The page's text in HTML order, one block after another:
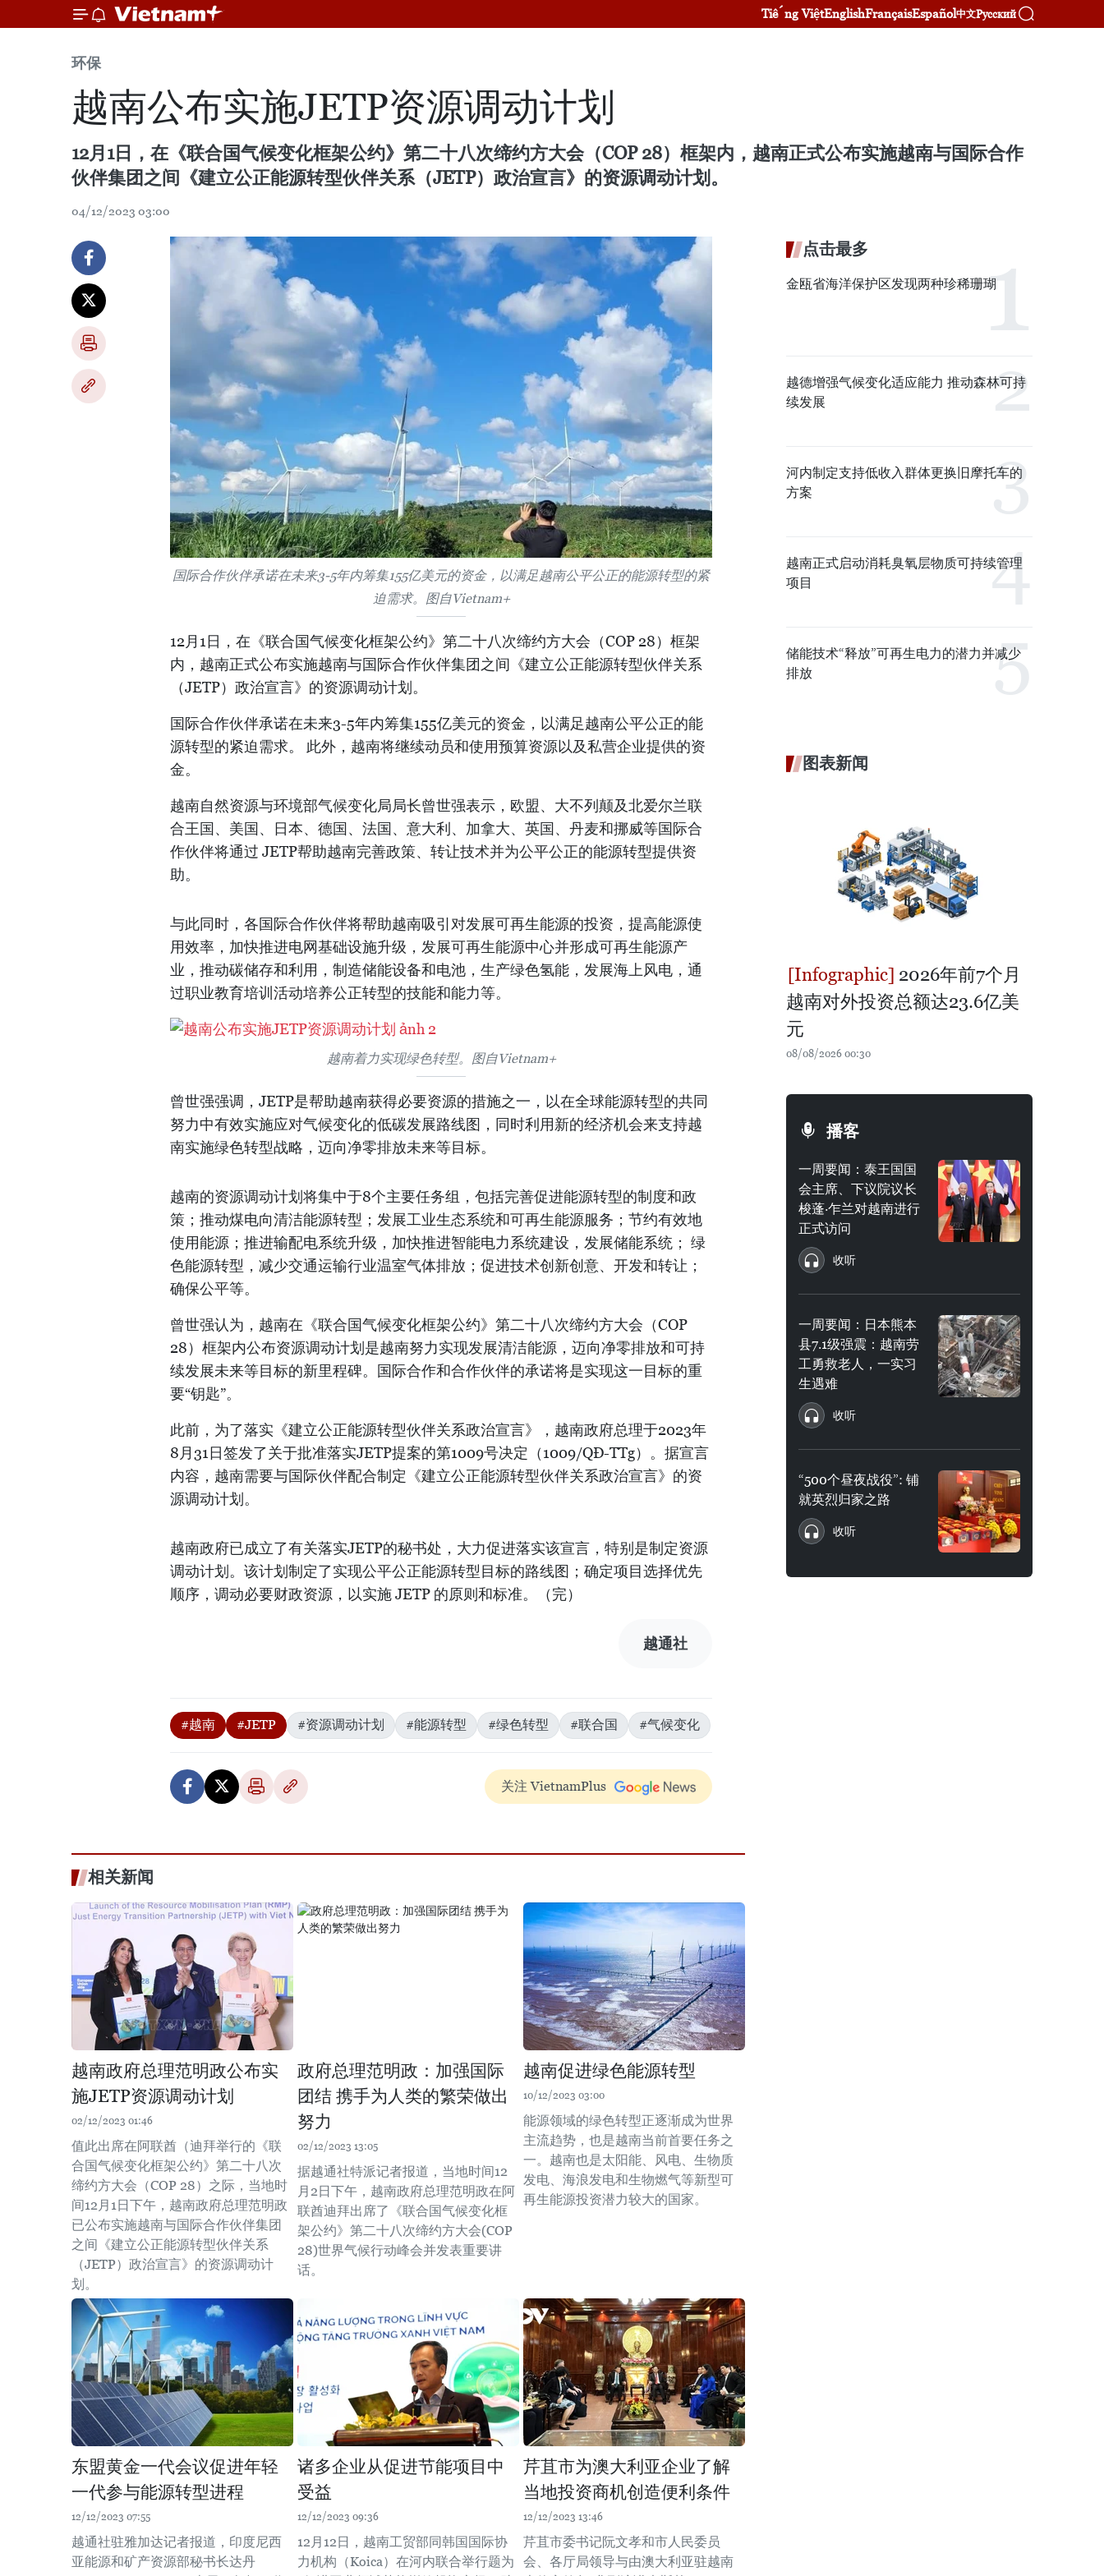
Tiếng ViệtEnglishFrançaisEspañol中文Русский
环保
越南公布实施JETP资源调动计划
12月1日，在《联合国气候变化框架公约》第二十八次缔约方大会（COP 28）框架内，越南正式公布实施越南与国际合作
伙伴集团之间《建立公正能源转型伙伴关系（JETP）政治宣言》的资源调动计划。
04/12/2023 03:00
国际合作伙伴承诺在未来3-5年内筹集155亿美元的资金，以满足越南公平公正的能源转型的紧
迫需求。图自Vietnam+
12月1日，在《联合国气候变化框架公约》第二十八次缔约方大会（COP 28）框架
内，越南正式公布实施越南与国际合作伙伴集团之间《建立公正能源转型伙伴关系
（JETP）政治宣言》的资源调动计划。
国际合作伙伴承诺在未来3-5年内筹集155亿美元的资金，以满足越南公平公正的能
源转型的紧迫需求。 此外，越南将继续动员和使用预算资源以及私营企业提供的资
金。
越南自然资源与环境部气候变化局局长曾世强表示，欧盟、大不列颠及北爱尔兰联
合王国、美国、日本、德国、法国、意大利、加拿大、英国、丹麦和挪威等国际合
作伙伴将通过 JETP帮助越南完善政策、转让技术并为公平公正的能源转型提供资
助。
与此同时，各国际合作伙伴将帮助越南吸引对发展可再生能源的投资，提高能源使
用效率，加快推进电网基础设施升级，发展可再生能源中心并形成可再生能源产
业，推动碳储存和利用，制造储能设备和电池，生产绿色氢能，发展海上风电，通
过职业教育培训活动培养公正转型的技能和能力等。
越南着力实现绿色转型。图自Vietnam+
曾世强强调，JETP是帮助越南获得必要资源的措施之一，以在全球能源转型的共同
努力中有效实施应对气候变化的低碳发展路线图，同时利用新的经济机会来支持越
南实施绿色转型战略，迈向净零排放未来等目标。
越南的资源调动计划将集中于8个主要任务组，包括完善促进能源转型的制度和政
策；推动煤电向清洁能源转型；发展工业生态系统和可再生能源服务；节约有效地
使用能源；推进输配电系统升级，加快推进智能电力系统建设，发展储能系统； 绿
色能源转型，减少交通运输行业温室气体排放；促进技术创新创意、开发和转让；
确保公平等。
曾世强认为，越南在《联合国气候变化框架公约》第二十八次缔约方大会（COP
28）框架内公布资源调动计划是越南努力实现发展清洁能源，迈向净零排放和可持
续发展未来等目标的新里程碑。国际合作和合作伙伴的承诺将是实现这一目标的重
要“钥匙”。
此前，为了落实《建立公正能源转型伙伴关系政治宣言》，越南政府总理于2023年
8月31日签发了关于批准落实JETP提案的第1009号决定（1009/QĐ-TTg）。据宣言
内容，越南需要与国际伙伴配合制定《建立公正能源转型伙伴关系政治宣言》的资
源调动计划。
越南政府已成立了有关落实JETP的秘书处，大力促进落实该宣言，特别是制定资源
调动计划。该计划制定了实现公平公正能源转型目标的路线图；确定项目选择优先
顺序，调动必要财政资源，以实施 JETP 的原则和标准。（完）
越通社
#越南 #JETP #资源调动计划 #能源转型 #绿色转型 #联合国 #气候变化
关注 VietnamPlus
相关新闻
越南政府总理范明政公布实
施JETP资源调动计划
02/12/2023 01:46
值此出席在阿联酋（迪拜举行的《联
合国气候变化框架公约》第二十八次
缔约方大会（COP 28）之际，当地时
间12月1日下午，越南政府总理范明政
已公布实施越南与国际合作伙伴集团
之间《建立公正能源转型伙伴关系
（JETP）政治宣言》的资源调动计
划。
政府总理范明政：加强国际
团结 携手为人类的繁荣做出
努力
02/12/2023 13:05
据越通社特派记者报道，当地时间12
月2日下午，越南政府总理范明政在阿
联酋迪拜出席了《联合国气候变化框
架公约》第二十八次缔约方大会(COP
28)世界气候行动峰会并发表重要讲
话。
越南促进绿色能源转型
10/12/2023 03:00
能源领域的绿色转型正逐渐成为世界
主流趋势，也是越南当前首要任务之
一。越南也是太阳能、风电、生物质
发电、海浪发电和生物燃气等新型可
再生能源投资潜力较大的国家。
东盟黄金一代会议促进年轻
一代参与能源转型进程
12/12/2023 07:55
越通社驻雅加达记者报道，印度尼西
亚能源和矿产资源部秘书长达丹
诸多企业从促进节能项目中
受益
12/12/2023 09:36
12月12日，越南工贸部同韩国国际协
力机构（Koica）在河内联合举行题为
芹苴市为澳大利亚企业了解
当地投资商机创造便利条件
12/12/2023 13:46
芹苴市委书记阮文孝和市人民委员
会、各厅局领导与由澳大利亚驻越南
点击最多
金瓯省海洋保护区发现两种珍稀珊瑚
越德增强气候变化适应能力 推动森林可持
续发展
河内制定支持低收入群体更换旧摩托车的
方案
越南正式启动消耗臭氧层物质可持续管理
项目
储能技术“释放”可再生电力的潜力并减少
排放
图表新闻
2026年前7个月
越南对外投资总额达23.6亿美
元
08/08/2026 00:30
播客
一周要闻：泰王国国
会主席、下议院议长
梭蓬·乍兰对越南进行
正式访问
收听
一周要闻：日本熊本
县7.1级强震：越南劳
工勇救老人，一实习
生遇难
收听
“500个昼夜战役”: 铺
就英烈归家之路
收听